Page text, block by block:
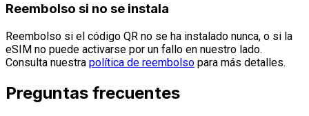
Reembolso si no se instala
Reembolso si el código QR no se ha instalado nunca, o si la
eSIM no puede activarse por un fallo en nuestro lado.
Consulta nuestra política de reembolso para más detalles.
Preguntas frecuentes